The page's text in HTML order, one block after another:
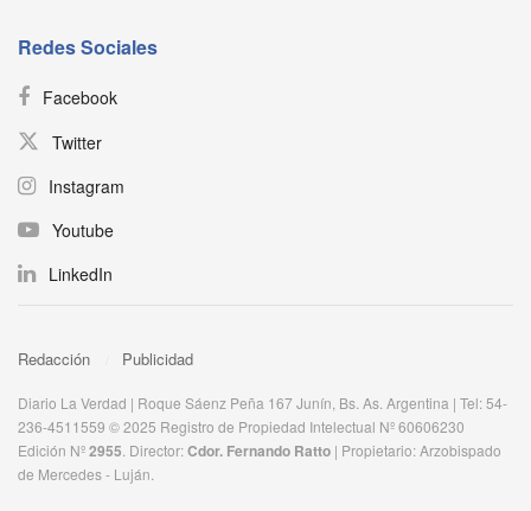
Redes Sociales
Facebook
Twitter
Instagram
Youtube
LinkedIn
Redacción Publicidad
Diario La Verdad | Roque Sáenz Peña 167 Junín, Bs. As. Argentina | Tel: 54-
236-4511559 © 2025 Registro de Propiedad Intelectual Nº 60606230
Edición Nº2955 . Director:​Cdor. Fernando Ratto | Propietario:​ Arzobispado
de Mercedes - Luján.